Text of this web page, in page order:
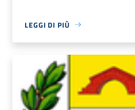
LEGGI DI PIÙ